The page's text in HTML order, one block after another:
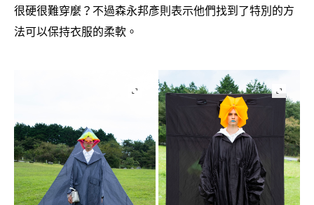
很硬很難穿麼？ 不過森永邦彥則表示他們找到了特別的方
法可以保持衣服的柔軟。